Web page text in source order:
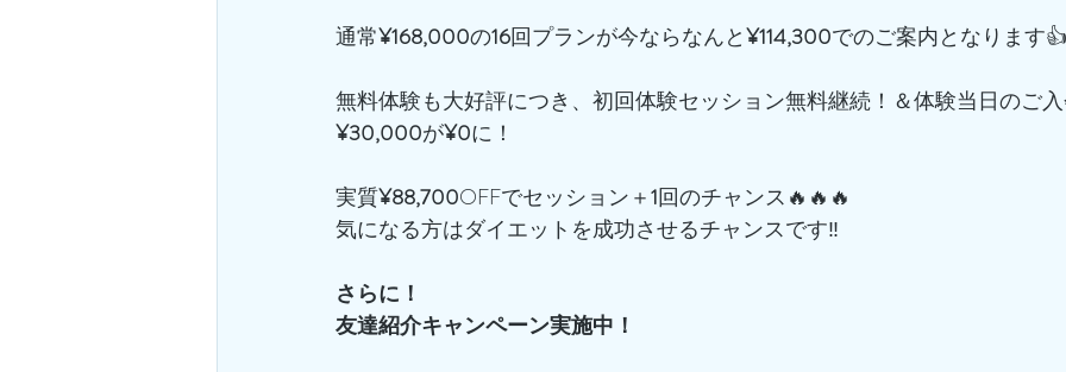
通常¥168,000の16回プランが今ならなんと¥114,300でのご案内となります👍
無料体験も大好評につき、初回体験セッション無料継続！＆体験当日のご
¥30,000が¥0に！
実質¥88,700OFFでセッション＋1回のチャンス🔥🔥🔥
気になる方はダイエットを成功させるチャンスです‼️
さらに！
友達紹介キャンペーン実施中！